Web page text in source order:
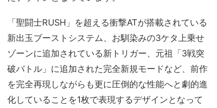
「聖闘士RUSH」を超える衝撃ATが搭載されている
新出玉ブーストシステム、お馴染みの3ケタ上乗せ
ゾーンに追加されている新トリガー、元祖「3戦突
破バトル」に追加された完全新規モードなど、前作
を完全再現しながらも更に圧倒的な性能へと劇的進
化していることを1枚で表現するデザインとなって